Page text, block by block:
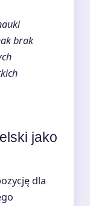
brak
jako
dla